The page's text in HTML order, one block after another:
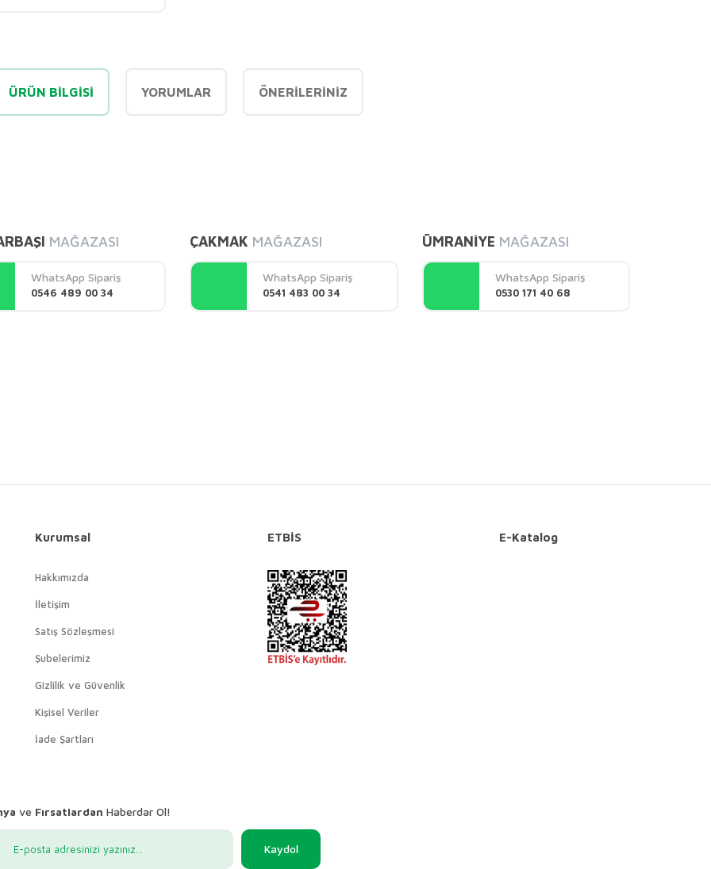
ÜRÜN BILGISI YORUMLAR ÖNERILERINIZ
Yorum Yaz
MAĞAZASI
WhatsApp Sipariş
0546 489 00 34
ÇAKMAK MAĞAZASI
WhatsApp Sipariş
0541 483 00 34
ÜMRANİYE MAĞAZASI
WhatsApp Sipariş
0530 171 40 68
Kurumsal
Hakkımızda
İletişim
Satış Sözleşmesi
Şubelerimiz
Gizlilik ve Güvenlik
Kişisel Veriler
İade Şartları
ETBİS E-Katalog
ve Fırsatlardan Haberdar Ol!
Kaydol